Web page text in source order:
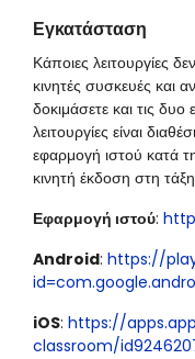
Εγκατάσταση
Κάποιες λειτουργίες
κινητές συσκευές και
δοκιμάσετε και τις δυο
λειτουργίες είναι
εφαρμογή ιστού κατά
κινητή έκδοση στη
Εφαρμογή ιστού:
Android: https://
iOS: https://
classroom/